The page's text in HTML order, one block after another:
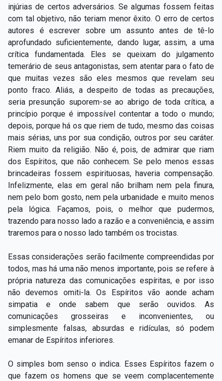
injúrias de certos adversários. Se algumas fossem feitas
com tal objetivo, não teriam menor êxito. O erro de certos
autores é escrever sobre um assunto antes de tê-lo
aprofundado suficientemente, dando lugar, assim, a uma
crítica fundamentada. Eles se queixam do julgamento
temerário de seus antagonistas, sem atentar para o fato de
que muitas vezes são eles mesmos que revelam seu
ponto fraco. Aliás, a despeito de todas as precauções,
seria presunção suporem-se ao abrigo de toda crítica, a
princípio porque é impossível contentar a todo o mundo;
depois, porque há os que riem de tudo, mesmo das coisas
mais sérias, uns por sua condição, outros por seu caráter.
Riem muito da religião. Não é, pois, de admirar que riam
dos Espíritos, que não conhecem. Se pelo menos essas
brincadeiras fossem espirituosas, haveria compensação.
Infelizmente, elas em geral não brilham nem pela finura,
nem pelo bom gosto, nem pela urbanidade e muito menos
pela lógica. Façamos, pois, o melhor que pudermos,
trazendo para nosso lado a razão e a conveniência, e assim
traremos para o nosso lado também os trocistas.
Essas considerações serão facilmente compreendidas por
todos, mas há uma não menos importante, pois se refere à
própria natureza das comunicações espíritas, e por isso
não devemos omiti-la. Os Espíritos vão aonde acham
simpatia e onde sabem que serão ouvidos. As
comunicações grosseiras e inconvenientes, ou
simplesmente falsas, absurdas e ridículas, só podem
emanar de Espíritos inferiores.
O simples bom senso o indica. Esses Espíritos fazem o
que fazem os homens que se veem complacentemente